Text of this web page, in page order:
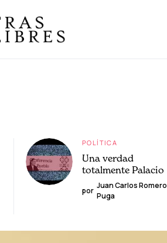
POLÍTICA
Una verdad
totalmente Palacio
por
Juan Carlos Romero
Puga